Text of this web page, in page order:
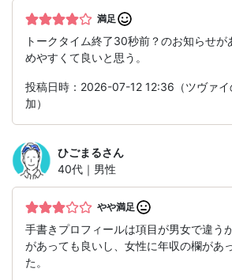
満足
トークタイム終了30秒前？のお知らせ
めやすくて良いと思う。
投稿日時：2026-07-12 12:36（ツヴァイ
加）
ひごまるさん
40代｜男性
やや満足
手書きプロフィールは項目が男女で違う
があっても良いし、女性に年収の欄があ
た。